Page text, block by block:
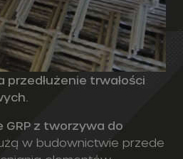
przedłużenie trwałości
z tworzywa do
w budownictwie przede
elementów
posadzek, ścian, podłóg,
konstrukcyjnych takich
drogi i mosty.